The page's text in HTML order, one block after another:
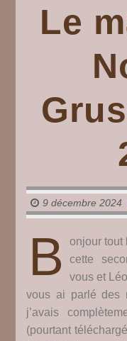
Le
9 décembre 2024
B
onjour
cette
vous et
vous ai parlé des
j’avais
(pourtant